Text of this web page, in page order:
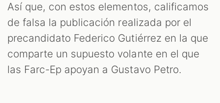
Así que, con estos elementos, calificamos
de falsa la publicación realizada por el
precandidato Federico Gutiérrez en la que
comparte un supuesto volante en el que
las Farc-Ep apoyan a Gustavo Petro.